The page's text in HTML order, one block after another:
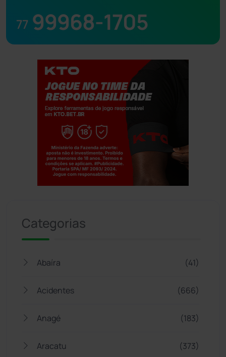
77 99968-1705
Categorias
Abaíra (41)
Acidentes (666)
Anagé (183)
Aracatu (373)